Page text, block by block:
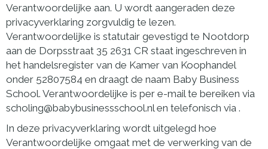
Verantwoordelijke aan. U wordt aangeraden deze
privacyverklaring zorgvuldig te lezen.
Verantwoordelijke is statutair gevestigd te Nootdorp
aan de Dorpsstraat 35 2631 CR staat ingeschreven in
het handelsregister van de Kamer van Koophandel
onder 52807584 en draagt de naam Baby Business
School. Verantwoordelijke is per e-mail te bereiken via
scholing@babybusinessschool.nl en telefonisch via .
In deze privacyverklaring wordt uitgelegd hoe
Verantwoordelijke omgaat met de verwerking van de